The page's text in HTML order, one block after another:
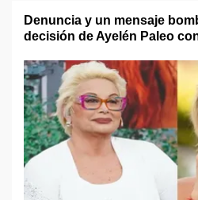
Denuncia y un mensaje
decisión de Ayelén Paleo